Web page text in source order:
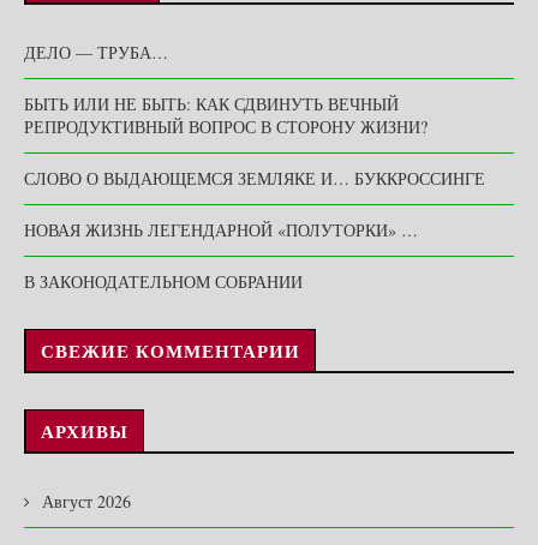
ДЕЛО — ТРУБА…
БЫТЬ ИЛИ НЕ БЫТЬ: КАК СДВИНУТЬ ВЕЧНЫЙ
РЕПРОДУКТИВНЫЙ ВОПРОС В СТОРОНУ ЖИЗНИ?
СЛОВО О ВЫДАЮЩЕМСЯ ЗЕМЛЯКЕ И… БУККРОССИНГЕ
НОВАЯ ЖИЗНЬ ЛЕГЕНДАРНОЙ «ПОЛУТОРКИ» …
В ЗАКОНОДАТЕЛЬНОМ СОБРАНИИ
СВЕЖИЕ КОММЕНТАРИИ
АРХИВЫ
Август 2026